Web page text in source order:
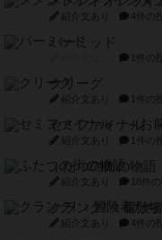
紹介文あり 4件の
パーミッド
1件の
クリーグ
紹介文あり 1件の
セミファイナル
紹介文あり 1件の
ふたつの街の物語
紹介文あり 18件の
クランク! ：冒険
紹介文あり 4件の